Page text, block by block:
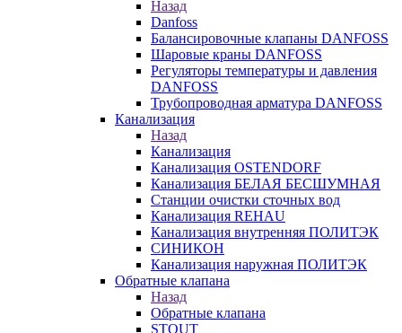
Назад
Danfoss
Балансировочные клапаны DANFOSS
Шаровые краны DANFOSS
Регуляторы температуры и давления
DANFOSS
Трубопроводная арматура DANFOSS
Канализация
Назад
Канализация
Канализация OSTENDORF
Канализация БЕЛАЯ БЕСШУМНАЯ
Станции очистки сточных вод
Канализация REHAU
Канализация внутренняя ПОЛИТЭК
СИНИКОН
Канализация наружная ПОЛИТЭК
Обратные клапана
Назад
Обратные клапана
STOUT